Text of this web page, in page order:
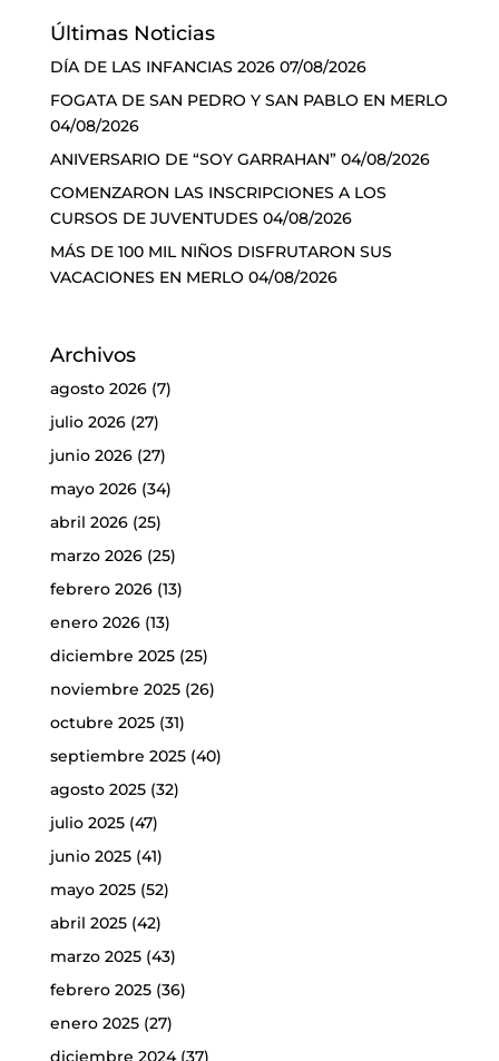
Últimas Noticias
DÍA DE LAS INFANCIAS 2026 07/08/2026
FOGATA DE SAN PEDRO Y SAN PABLO EN MERLO
04/08/2026
ANIVERSARIO DE “SOY GARRAHAN” 04/08/2026
COMENZARON LAS INSCRIPCIONES A LOS
CURSOS DE JUVENTUDES 04/08/2026
MÁS DE 100 MIL NIÑOS DISFRUTARON SUS
VACACIONES EN MERLO 04/08/2026
Archivos
agosto 2026(7)
julio 2026(27)
junio 2026(27)
mayo 2026(34)
abril 2026(25)
marzo 2026(25)
febrero 2026(13)
enero 2026(13)
diciembre 2025(25)
noviembre 2025(26)
octubre 2025(31)
septiembre 2025(40)
agosto 2025(32)
julio 2025(47)
junio 2025(41)
mayo 2025(52)
abril 2025(42)
marzo 2025(43)
febrero 2025(36)
enero 2025(27)
diciembre 2024(37)